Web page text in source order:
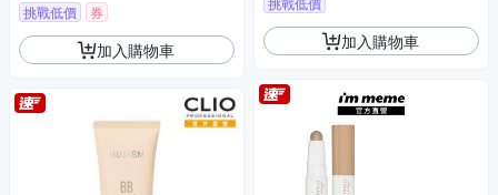
挑戰低價 券
加入購物車 加入購物車